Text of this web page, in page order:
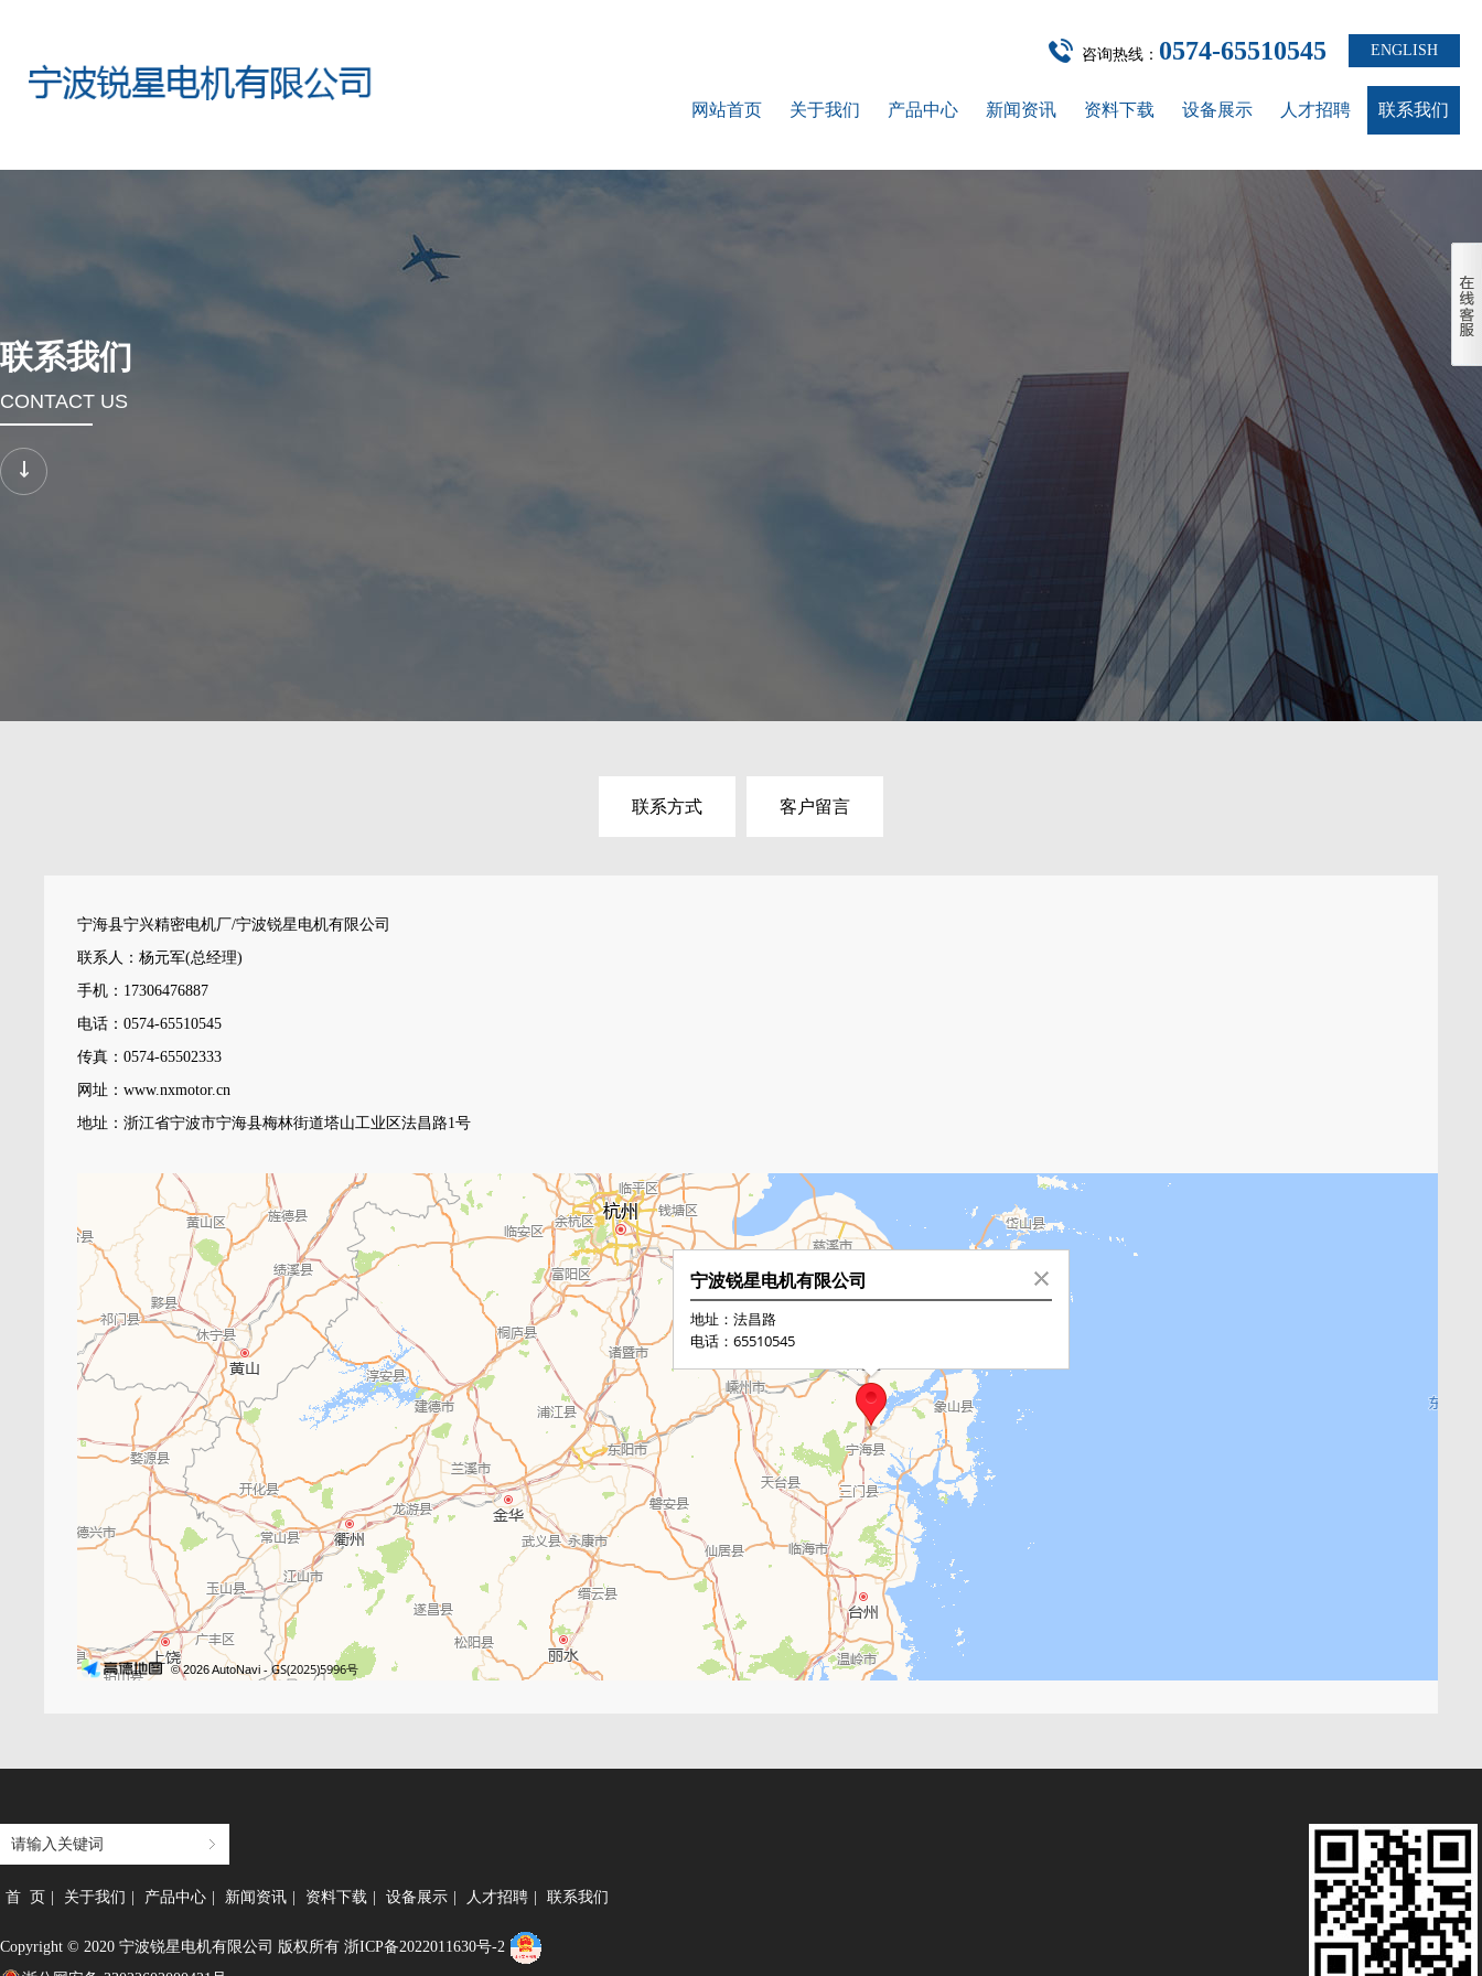
ENGLISH
咨询热线： 0574-65510545
网站首页 关于我们 产品中心 新闻资讯 资料下载 设备展示 人才招聘 联系我们
联系我们
CONTACT US
联系方式 客户留言
宁海县宁兴精密电机厂/宁波锐星电机有限公司
联系人：杨元军(总经理)
手机：17306476887
电话：0574-65510545
传真：0574-65502333
网址：www.nxmotor.cn
地址：浙江省宁波市宁海县梅林街道塔山工业区法昌路1号
首 页 关于我们 产品中心 新闻资讯 资料下载 设备展示 人才招聘 联系我们
Copyright © 2020 宁波锐星电机有限公司 版权所有 浙ICP备2022011630号-2